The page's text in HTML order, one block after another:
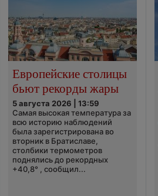
Европейские столицы
бьют рекорды жары
5 августа 2026 | 13:59
Самая высокая температура за
всю историю наблюдений
была зарегистрирована во
вторник в Братиславе,
столбики термометров
поднялись до рекордных
+40,8° , сообщил...